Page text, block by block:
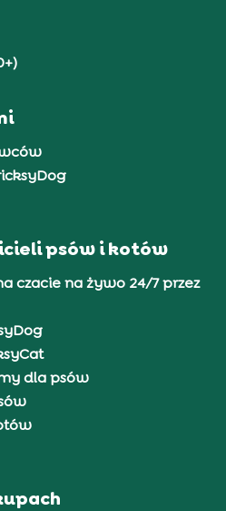
psów i kotów
czacie na żywo 24/7 przez
dla psów